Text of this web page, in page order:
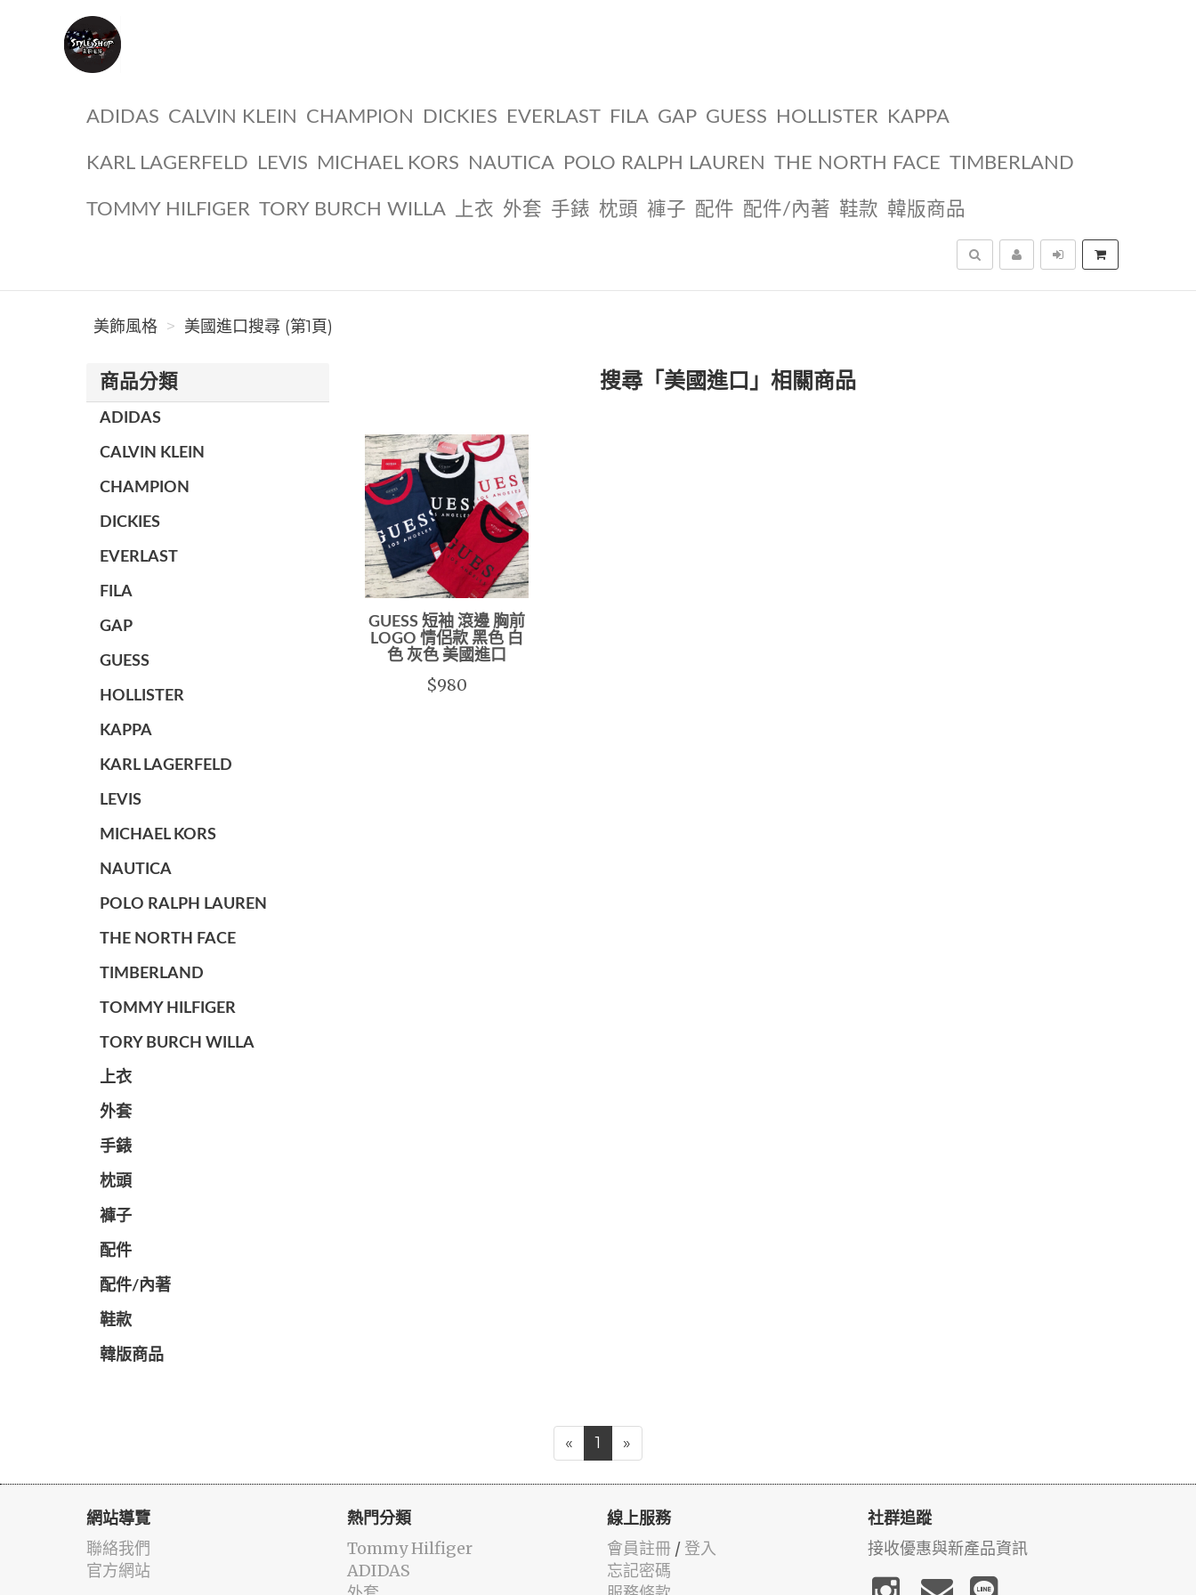
ADIDAS CALVIN KLEIN CHAMPION DICKIES EVERLAST FILA GAP GUESS HOLLISTER KAPPA
KARL LAGERFELD LEVIS MICHAEL KORS NAUTICA POLO RALPH LAUREN THE NORTH FACE TIMBERLAND
TOMMY HILFIGER TORY BURCH WILLA 上衣 外套 手錶 枕頭 褲子 配件 配件/內著 鞋款 韓版商品
搜尋
美飾風格 美國進口搜尋 (第1頁)
商品分類
ADIDAS
CALVIN KLEIN
CHAMPION
DICKIES
EVERLAST
FILA
GAP
GUESS
HOLLISTER
KAPPA
KARL LAGERFELD
LEVIS
MICHAEL KORS
NAUTICA
POLO RALPH LAUREN
THE NORTH FACE
TIMBERLAND
TOMMY HILFIGER
TORY BURCH WILLA
上衣
外套
手錶
枕頭
褲子
配件
配件/內著
鞋款
韓版商品
搜尋「美國進口」相關商品
GUESS 短袖 滾邊 胸前
LOGO 情侶款 黑色 白
色 灰色 美國進口
$980
« 1 »
網站導覽
聯絡我們
官方網站
熱門分類
Tommy Hilfiger
ADIDAS
線上服務
會員註冊 / 登入
忘記密碼
社群追蹤
接收優惠與新產品資訊